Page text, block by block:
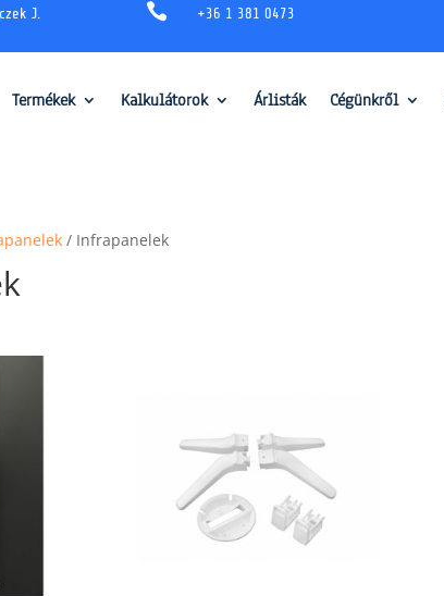
J.
 +36 1 381 0473
Termékek Kalkulátorok Árlisták Cégünkről
/ Infrapanelek